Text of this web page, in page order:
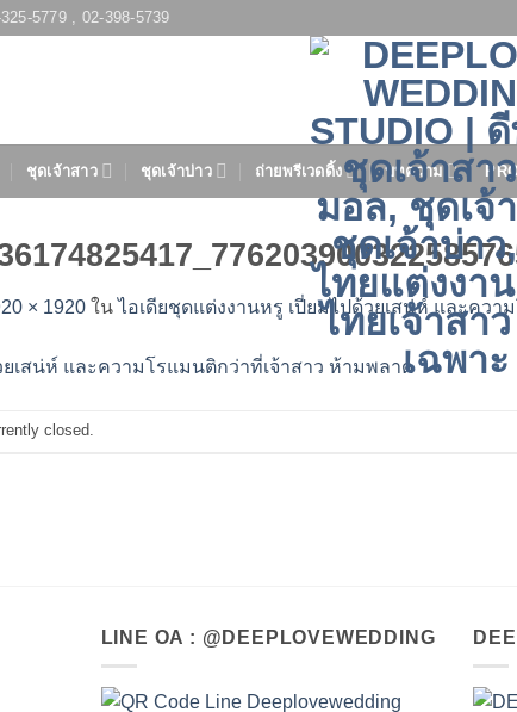
5779 , 02-398-5739
ชุดเจ้าสาว ชุดเจ้าบ่าว ถ่ายพรีเวดดิ้ง บทความ
× 1920 ในไอเดียชุดแต่งงานหรู เปี่ยมไปด้วยเสน่ห์ และคว
closed.
LINE OA : @DEEPLOVEWEDDING